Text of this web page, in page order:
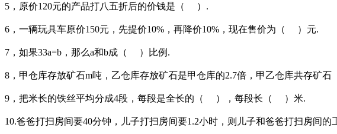
5，原价120元的产品打八五折后的价钱是（ ）.
6，一辆玩具车原价150元，先提价10%，再降价10%，现在售价为（ ）元.
7，如果33a=b，那么a和b成（ ）比例.
8，甲仓库存放矿石m吨，乙仓库存放矿石是甲仓库的2.7倍，甲乙仓库共存矿
9，把米长的铁丝平均分成4段，每段是全长的（ ），每段长（ ）米.
10.爸爸打扫房间要40分钟，儿子打扫房间要1.2小时，则儿子和爸爸打扫房间